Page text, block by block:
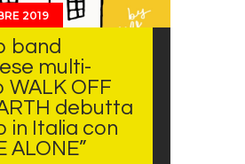
2019
band
multi-
WALK OFF
debutta
in Italia con
ALONE”